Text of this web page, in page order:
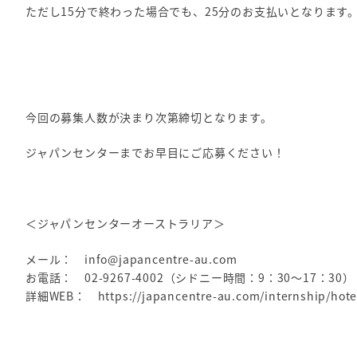
ただし15分で終わった場合でも、25分のお支払いとなります
今回の募集人数が決まり次第締切となります。
ジャパンセンターまでお早目にご応募ください！
＜ジャパンセンターオーストラリア＞
メール： info@japancentre-au.com
お電話： 02-9267-4002（シドニー時間：9：30～17：30）
詳細WEB： https://japancentre-au.com/internship/